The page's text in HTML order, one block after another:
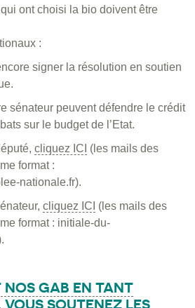
ont choisi la bio doivent être
:
signer la résolution en soutien
sénateur peuvent défendre le crédit
sur le budget de l’Etat.
cliquez ICI (les mails des
format :
nationale.fr).
cliquez ICI (les mails des
format : initiale-du-
NOS GAB EN TANT
VOUS SOUTENEZ LES